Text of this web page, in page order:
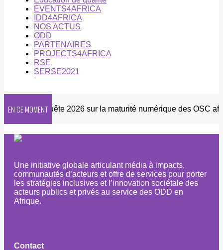
EVENTS4AFRICA
IDD4AFRICA
NOS ACTUS
ODD
PARTENAIRES
PROJECTS4AFRICA
RSE
SERSE2021
EN CE MOMENT
Enquête 2026 sur la maturité numérique des OSC
Une initiative globale articulant média à impacts,
communautés d’acteurs et offre de services pour porter
les stratégies inclusives et l’innovation sociétale des
acteurs publics et privés au service des ODD en
Afrique.
Contact